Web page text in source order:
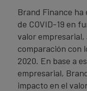
Brand Finance
de COVID-19 en
valor empresarial,
comparación con
2020. En base a
empresarial,
impacto en el